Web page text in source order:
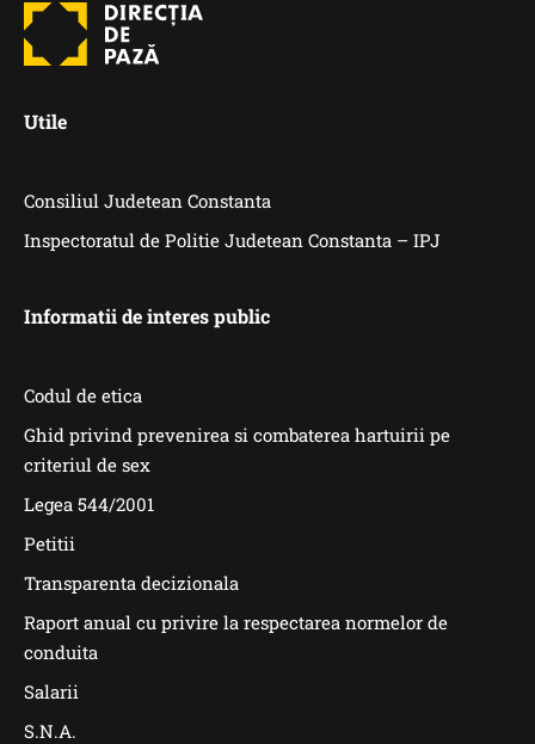
Utile
Consiliul Judetean Constanta
Inspectoratul de Politie Judetean Constanta – IPJ
Informatii de interes public
Codul de etica
Ghid privind prevenirea si combaterea hartuirii pe
criteriul de sex
Legea 544/2001
Petitii
Transparenta decizionala
Raport anual cu privire la respectarea normelor de
conduita
Salarii
S.N.A.